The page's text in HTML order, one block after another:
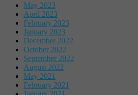
May 2023
April 2023
February 2023
January 2023
December 2022
October 2022
September 2022
August 2022
May 2021
February 2021